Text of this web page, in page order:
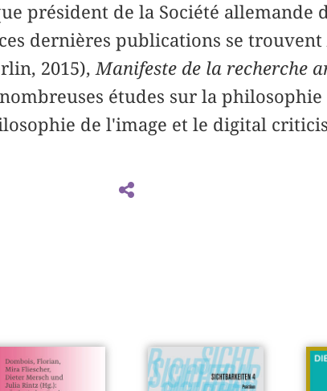
président de la Société allemande
dernières publications se trouvent
2015), Manifeste de la recherche
études sur la philosophie
de l'image et le digital